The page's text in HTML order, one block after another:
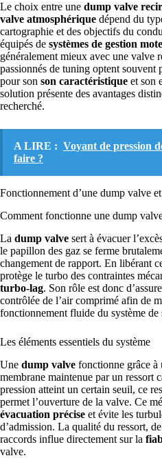
Le choix entre une dump valve
valve atmosphérique dépend du
cartographie et des objectifs du
équipés de systèmes de gestion
généralement mieux avec une valve
passionnés de tuning optent souvent
pour son son caractéristique et son
solution présente des avantages
recherché.
A LIRE : Voyant de pression
faire ?
Fonctionnement d’une dump valve
Comment fonctionne une dump
La dump valve sert à évacuer
le papillon des gaz se ferme
changement de rapport. En libérant
protège le turbo des contraintes
turbo-lag. Son rôle est donc
contrôlée de l’air comprimé afin de
fonctionnement fluide du système de
Les éléments essentiels du système
Une dump valve fonctionne grâce à
membrane maintenue par un ressort
pression atteint un certain seuil, ce
permet l’ouverture de la valve. Ce
évacuation précise et évite les
d’admission. La qualité du ressort,
raccords influe directement sur la
valve.